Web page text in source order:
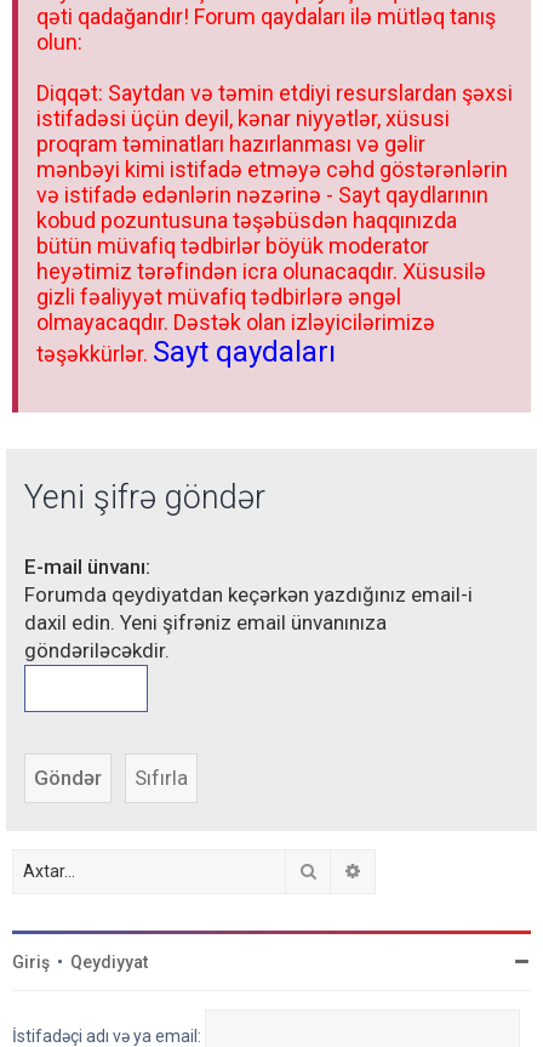
qəti qadağandır! Forum qaydaları ilə mütləq tanış
olun:
Diqqət: Saytdan və təmin etdiyi resurslardan şəxsi
istifadəsi üçün deyil, kənar niyyətlər, xüsusi
proqram təminatları hazırlanması və gəlir
mənbəyi kimi istifadə etməyə cəhd göstərənlərin
və istifadə edənlərin nəzərinə - Sayt qaydlarının
kobud pozuntusuna təşəbüsdən haqqınızda
bütün müvafiq tədbirlər böyük moderator
heyətimiz tərəfindən icra olunacaqdır. Xüsusilə
gizli fəaliyyət müvafiq tədbirlərə əngəl
olmayacaqdır. Dəstək olan izləyicilərimizə
təşəkkürlər. Sayt qaydaları
Yeni şifrə göndər
E-mail ünvanı:
Forumda qeydiyatdan keçərkən yazdığınız email-i
daxil edin. Yeni şifrəniz email ünvanınıza
göndəriləcəkdir.
Axtar
Giriş • Qeydiyyat
İstifadəçi adı və ya email: